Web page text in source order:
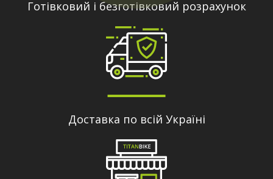
Готівковий і безготівковий розрахунок
Доставка по всій Україні